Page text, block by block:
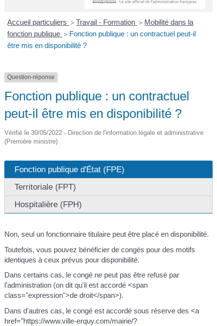
E
Accueil particuliers > Travail - Formation > Mobilité dans la
fonction publique > Fonction publique : un contractuel peut-il
être mis en disponibilité ?
Question-réponse
Fonction publique : un contractuel
peut-il être mis en disponibilité ?
Vérifié le 30/05/2022 - Direction de l'information légale et administrative
(Première ministre)
Fonction publique d'État (FPE)
Territoriale (FPT)
Hospitalière (FPH)
Non, seul un fonctionnaire titulaire peut être placé en disponibilité.
Toutefois, vous pouvez bénéficier de congés pour des motifs
identiques à ceux prévus pour disponibilité.
Dans certains cas, le congé ne peut pas être refusé par
l’administration (on dit qu'il est accordé <span
class="expression">de droit</span>).
Dans d'autres cas, le congé est accordé sous réserve des <a
href="https://www.ville-erquy.com/mairie/?